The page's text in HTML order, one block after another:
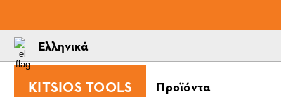
Ελληνικά
KITSIOS TOOLS Προϊόντα